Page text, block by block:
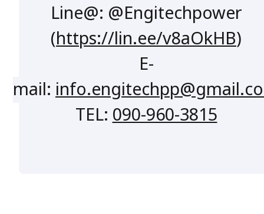
Line@: @Engitechpower
(https://lin.ee/v8aOkHB)
E-
mail:
TEL:090-960-3815